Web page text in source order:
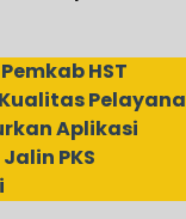
Pemkab HST
Aplikasi
PKS